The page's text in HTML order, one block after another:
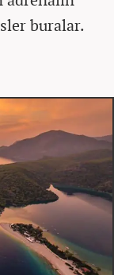
buralar.